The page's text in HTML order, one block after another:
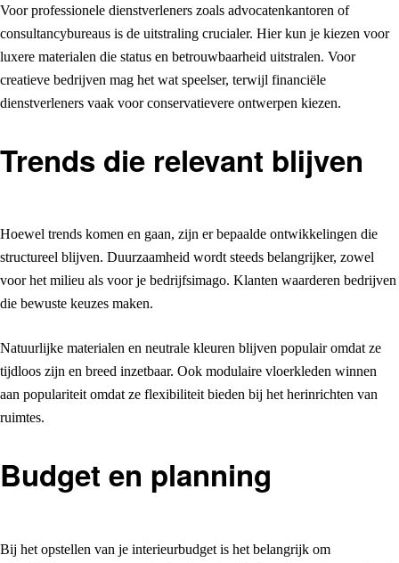
Voor professionele dienstverleners zoals advocatenkantoren of
consultancybureaus is de uitstraling crucialer. Hier kun je kiezen voor
luxere materialen die status en betrouwbaarheid uitstralen. Voor
creatieve bedrijven mag het wat speelser, terwijl financiële
dienstverleners vaak voor conservatievere ontwerpen kiezen.
Trends die relevant blijven
Hoewel trends komen en gaan, zijn er bepaalde ontwikkelingen die
structureel blijven. Duurzaamheid wordt steeds belangrijker, zowel
voor het milieu als voor je bedrijfsimago. Klanten waarderen bedrijven
die bewuste keuzes maken.
Natuurlijke materialen en neutrale kleuren blijven populair omdat ze
tijdloos zijn en breed inzetbaar. Ook modulaire vloerkleden winnen
aan populariteit omdat ze flexibiliteit bieden bij het herinrichten van
ruimtes.
Budget en planning
Bij het opstellen van je interieurbudget is het belangrijk om